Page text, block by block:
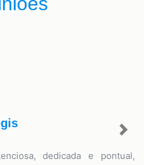
dedicada e pontual,
Next